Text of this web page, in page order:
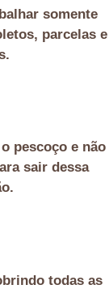
somente
parcelas e
pescoço e não
sair dessa
todas as